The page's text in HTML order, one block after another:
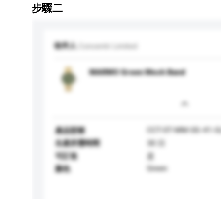
步驟二
收件人
MARMO Green Mesh Band
產品型號
CCT-ST-MM-SS-41-
生產所需時間
30 日
可訂造
是
顏色
Green